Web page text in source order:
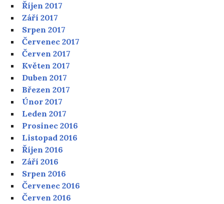
Říjen 2017
Září 2017
Srpen 2017
Červenec 2017
Červen 2017
Květen 2017
Duben 2017
Březen 2017
Únor 2017
Leden 2017
Prosinec 2016
Listopad 2016
Říjen 2016
Září 2016
Srpen 2016
Červenec 2016
Červen 2016